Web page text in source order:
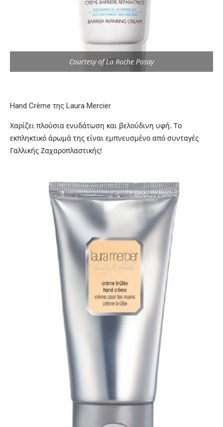
Courtesy of La Roche Posay
Hand Crème της Laura Mercier
Χαρίζει πλούσια ενυδάτωση και βελούδινη υφή. Το
εκπληκτικό άρωμά της είναι εμπνευσμένο από συνταγές
Γαλλικής Ζαχαροπλαστικής!